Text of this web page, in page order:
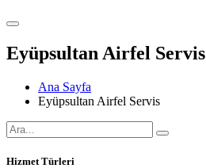
Eyüpsultan Airfel Servis
Ana Sayfa
Eyüpsultan Airfel Servis
Hizmet Türleri